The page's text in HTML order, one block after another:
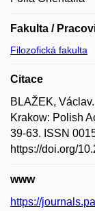
Fakulta /
Filozofická fakulta
Citace
BLAŽEK,
Krakow: Polish
39-63. ISSN
https://doi.org/
www
https://